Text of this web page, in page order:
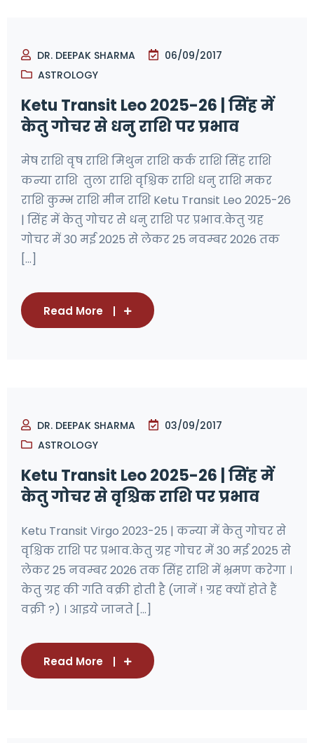
DR. DEEPAK SHARMA
06/09/2017
ASTROLOGY
Ketu Transit Leo 2025-26 | सिंह में
केतु गोचर से धनु राशि पर प्रभाव
मेष राशि वृष राशि मिथुन राशि कर्क राशि सिंह राशि
कन्या राशि तुला राशि वृश्चिक राशि धनु राशि मकर
राशि कुम्भ राशि मीन राशि Ketu Transit Leo 2025-26
| सिंह में केतु गोचर से धनु राशि पर प्रभाव.केतु ग्रह
गोचर में 30 मई 2025 से लेकर 25 नवम्बर 2026 तक
[...]
Read More
DR. DEEPAK SHARMA
03/09/2017
ASTROLOGY
Ketu Transit Leo 2025-26 | सिंह में
केतु गोचर से वृश्चिक राशि पर प्रभाव
Ketu Transit Virgo 2023-25 | कन्या में केतु गोचर से
वृश्चिक राशि पर प्रभाव.केतु ग्रह गोचर में 30 मई 2025 से
लेकर 25 नवम्बर 2026 तक सिंह राशि में भ्रमण करेगा ।
केतु ग्रह की गति वक्री होती है (जानें ! ग्रह क्यों होते हैं
वक्री ?) । आइये जानते [...]
Read More